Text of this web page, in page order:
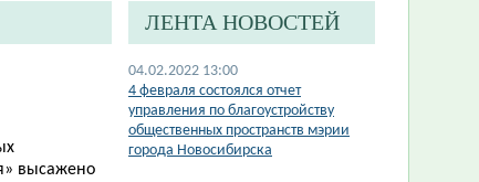
высажено
ЛЕНТА НОВОСТЕЙ
04.02.2022 13:00
4 февраля состоялся отчет
управления по благоустройству
общественных пространств мэрии
города Новосибирска